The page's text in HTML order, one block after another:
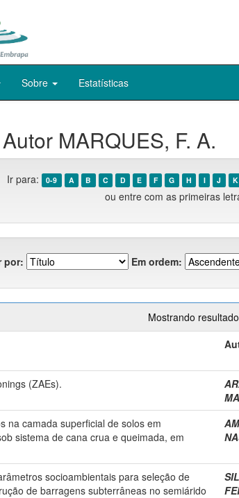
Sobre Estatísticas
MARQUES, F. A.
Ir para: 0-9 A B C D E F G H I J K
ou entre com as primeiras
por: Em ordem:
Mostrando
(ZAEs).
na camada superficial de solos em
sistema de cana crua e queimada, em
socioambientais para seleção de
de barragens subterrâneas no semiárido